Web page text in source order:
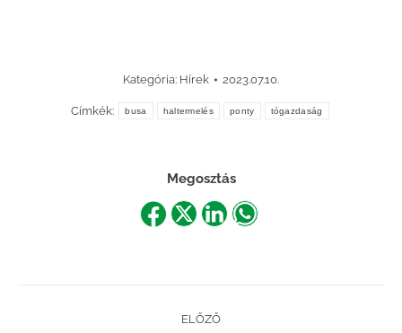
Kategória: Hírek 2023.07.10.
Címkék: busa haltermelés ponty tógazdaság
Megosztás
ShareShareShareShare
ELŐZŐ